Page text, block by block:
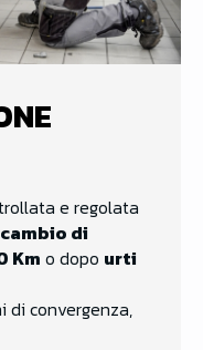
e regolata
cambio di
Km o dopo urti
di convergenza,